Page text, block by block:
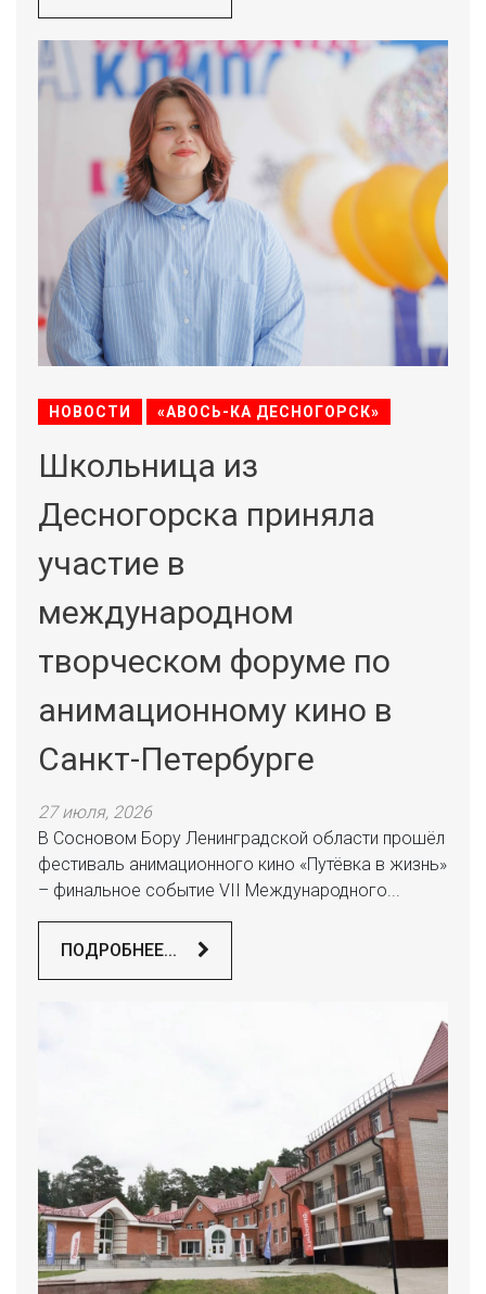
НОВОСТИ «АВОСЬ-КА ДЕСНОГОРСК»
Школьница из
Десногорска приняла
участие в
международном
творческом форуме по
анимационному кино в
Санкт-Петербурге
27 июля, 2026
В Сосновом Бору Ленинградской области прошёл
фестиваль анимационного кино «Путёвка в жизнь»
– финальное событие VII Международного...
ПОДРОБНЕЕ...